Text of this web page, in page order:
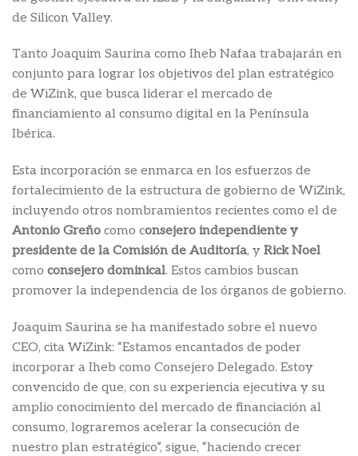
de Silicon Valley.
Tanto Joaquim Saurina como Iheb Nafaa trabajarán en
conjunto para lograr los objetivos del plan estratégico
de WiZink, que busca liderar el mercado de
financiamiento al consumo digital en la Península
Ibérica.
Esta incorporación se enmarca en los esfuerzos de
fortalecimiento de la estructura de gobierno de WiZink,
incluyendo otros nombramientos recientes como el de
Antonio Greño como consejero independiente y
presidente de la Comisión de Auditoría, y Rick Noel
como consejero dominical. Estos cambios buscan
promover la independencia de los órganos de gobierno.
Joaquim Saurina se ha manifestado sobre el nuevo
CEO, cita WiZink: “Estamos encantados de poder
incorporar a Iheb como Consejero Delegado. Estoy
convencido de que, con su experiencia ejecutiva y su
amplio conocimiento del mercado de financiación al
consumo, lograremos acelerar la consecución de
nuestro plan estratégico”, sigue, “haciendo crecer